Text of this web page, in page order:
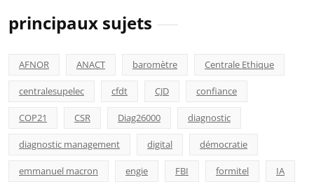
principaux sujets
AFNOR ANACT baromètre Centrale Ethique
centralesupelec cfdt CJD confiance
COP21 CSR Diag26000 diagnostic
diagnostic management digital démocratie
emmanuel macron engie FBI formitel IA